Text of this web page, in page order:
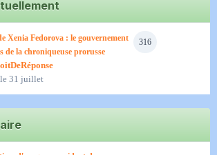
316
Xenia Fedorova : le gouvernement
de la chroniqueuse prorusse
le 31 juillet